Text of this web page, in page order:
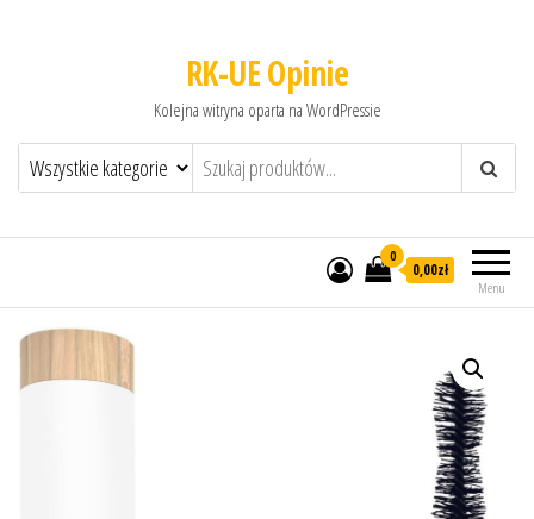
RK-UE Opinie
Kolejna witryna oparta na WordPressie
Menu
0
0,00zł